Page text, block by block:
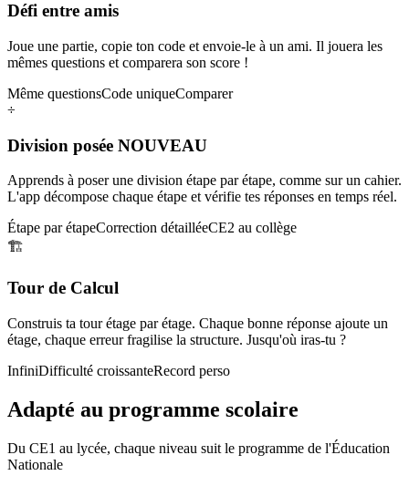
Défi entre amis
Joue une partie, copie ton code et envoie-le à un ami. Il jouera les
mêmes questions et comparera son score !
Même questionsCode uniqueComparer
÷
Division posée NOUVEAU
Apprends à poser une division étape par étape, comme sur un cahier.
L'app décompose chaque étape et vérifie tes réponses en temps réel.
Étape par étapeCorrection détailléeCE2 au collège
🏗️
Tour de Calcul
Construis ta tour étage par étage. Chaque bonne réponse ajoute un
étage, chaque erreur fragilise la structure. Jusqu'où iras-tu ?
InfiniDifficulté croissanteRecord perso
Adapté au programme scolaire
Du CE1 au lycée, chaque niveau suit le programme de l'Éducation
Nationale